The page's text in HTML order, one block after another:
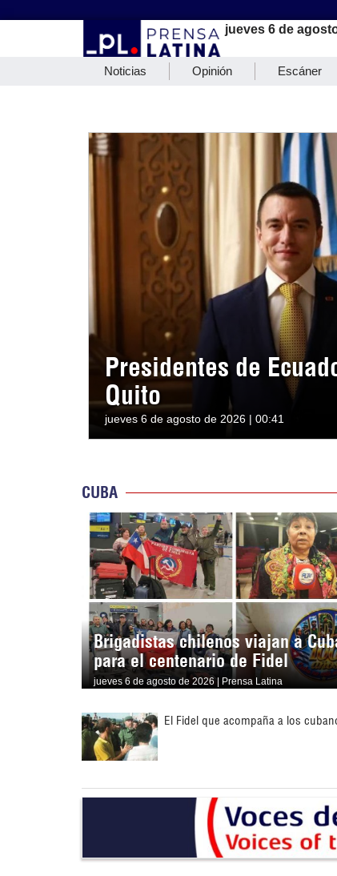
jueves 6 de
Noticias Opinión Escáner
Presidentes de
Quito
jueves 6 de agosto de 2026 | 00:41
CUBA
Brigadistas chilenos viajan a
para el centenario de Fidel
jueves 6 de agosto de 2026 | Prensa Latina
El Fidel que acompaña a los